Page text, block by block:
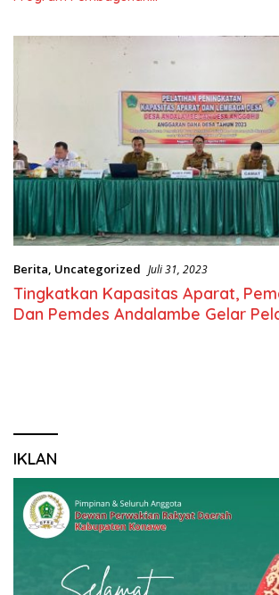
Berita, Uncategorized Juli 31, 2023
Tingkatkan Kapasitas Aparat,
Dan Pemdes Andalambe Gelar
IKLAN